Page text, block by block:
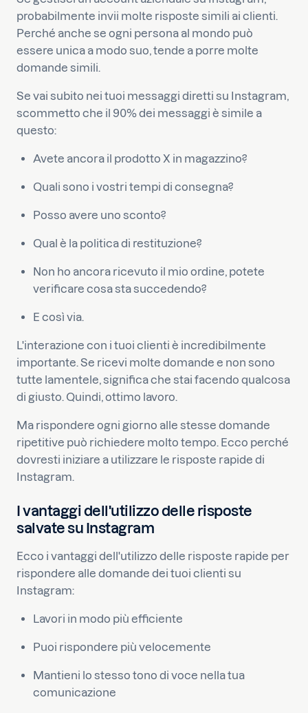
probabilmente invii molte risposte simili ai clienti.
Perché anche se ogni persona al mondo può
essere unica a modo suo, tende a porre molte
domande simili.
Se vai subito nei tuoi messaggi diretti su Instagram,
scommetto che il 90% dei messaggi è simile a
questo:
Avete ancora il prodotto X in magazzino?
Quali sono i vostri tempi di consegna?
Posso avere uno sconto?
Qual è la politica di restituzione?
Non ho ancora ricevuto il mio ordine, potete
verificare cosa sta succedendo?
E così via.
L'interazione con i tuoi clienti è incredibilmente
importante. Se ricevi molte domande e non sono
tutte lamentele, significa che stai facendo qualcosa
di giusto. Quindi, ottimo lavoro.
Ma rispondere ogni giorno alle stesse domande
ripetitive può richiedere molto tempo. Ecco perché
dovresti iniziare a utilizzare le risposte rapide di
Instagram.
I vantaggi dell'utilizzo delle risposte
salvate su Instagram
Ecco i vantaggi dell'utilizzo delle risposte rapide per
rispondere alle domande dei tuoi clienti su
Instagram:
Lavori in modo più efficiente
Puoi rispondere più velocemente
Mantieni lo stesso tono di voce nella tua
comunicazione